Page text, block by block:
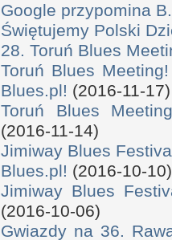
Google przypomina
Świętujemy Polski
28. Toruń Blues
Toruń Blues
Blues.pl! (2016-11-17)
Toruń Blues
(2016-11-14)
Jimiway Blues
Blues.pl! (2016-10-10)
Jimiway Blues
(2016-10-06)
Gwiazdy na 36.